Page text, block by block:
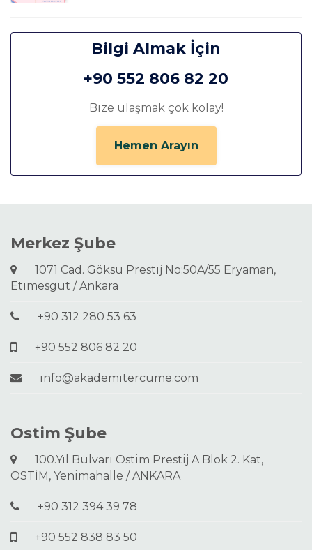
Bilgi Almak İçin
+90 552 806 82 20
Bize ulaşmak çok kolay!
Hemen Arayın
Merkez Şube
1071 Cad. Göksu Prestij No:50A/55 Eryaman,
Etimesgut / Ankara
+90 312 280 53 63
+90 552 806 82 20
info@akademitercume.com
Ostim Şube
100.Yıl Bulvarı Ostim Prestij A Blok 2. Kat,
OSTİM, Yenimahalle / ANKARA
+90 312 394 39 78
+90 552 838 83 50